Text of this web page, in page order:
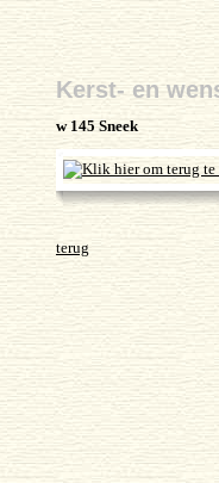
Kerst- en
w 145 Sneek
terug